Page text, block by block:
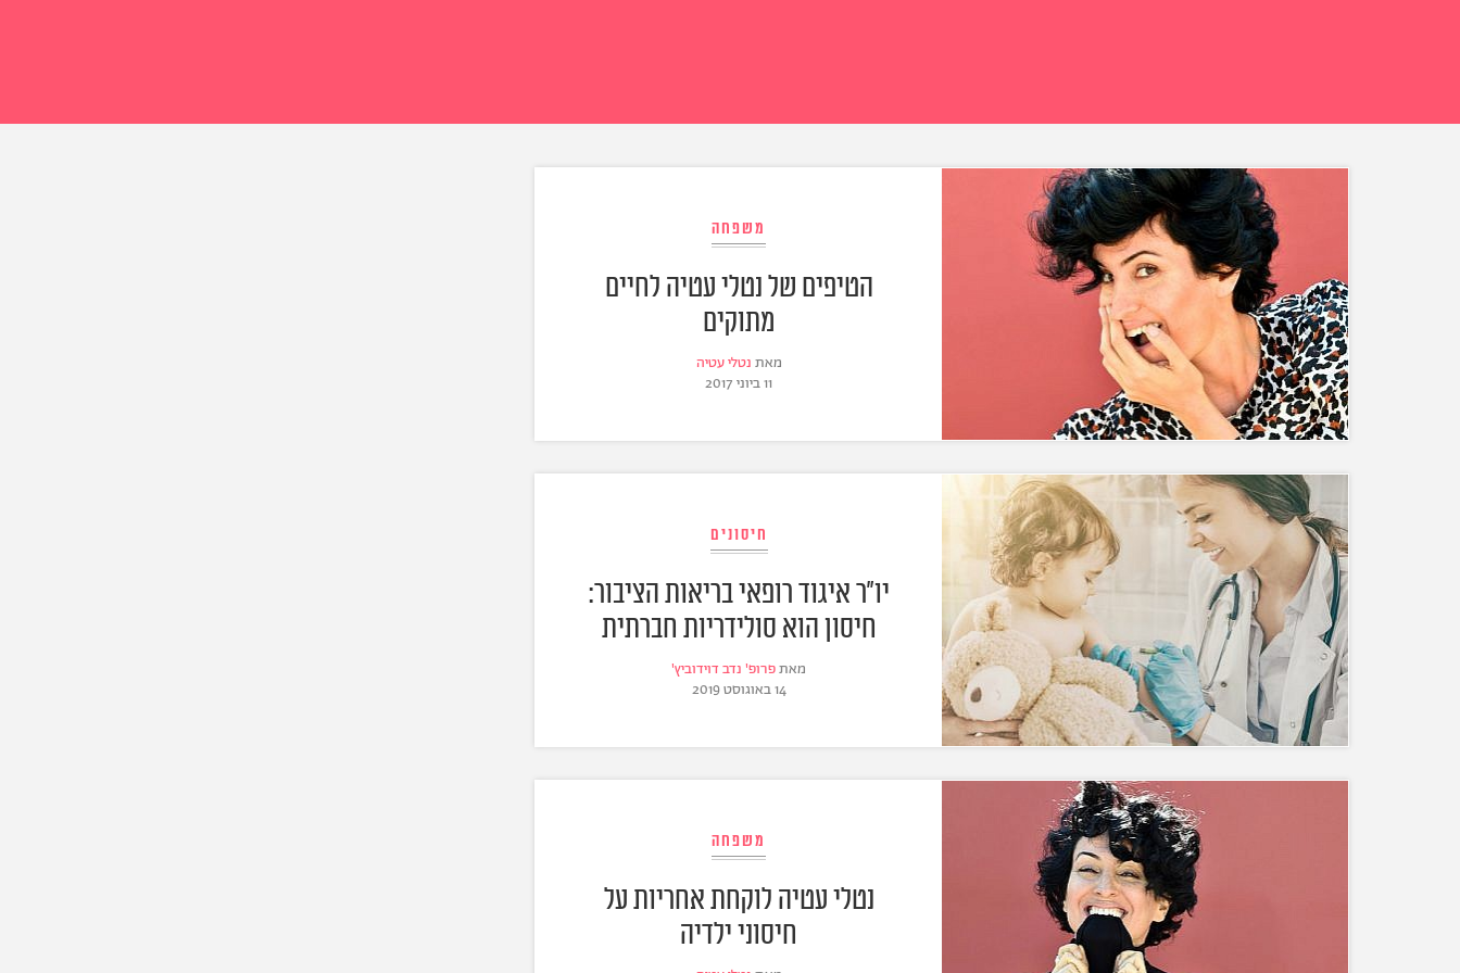
משפחה
הטיפים של נטלי עטיה לחיים
מתוקים
מאת נטלי עטיה
11 ביוני 2017
חיסונים
יו"ר איגוד רופאי בריאות הציבור:
חיסון הוא סולידריות חברתית
מאתפרופ' נדב דוידוביץ'
14 באוגוסט 2019
משפחה
נטלי עטיה לוקחת אחריות על
חיסוני ילדיה